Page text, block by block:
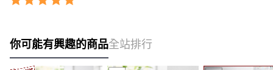
你可能有興趣的商品全站排行